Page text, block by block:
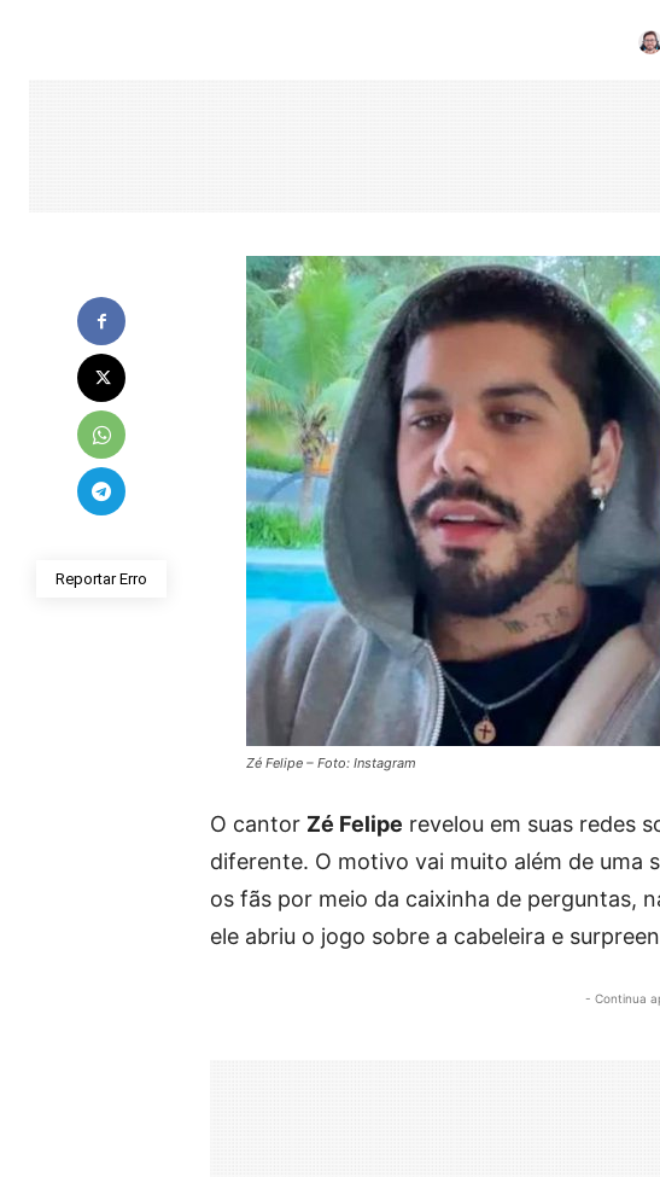
Reportar Erro
Zé Felipe – Foto: Instagram
O cantor Zé Felipe revelou em suas redes
diferente. O motivo vai muito além de uma
os fãs por meio da caixinha de perguntas,
ele abriu o jogo sobre a cabeleira e
- Continua